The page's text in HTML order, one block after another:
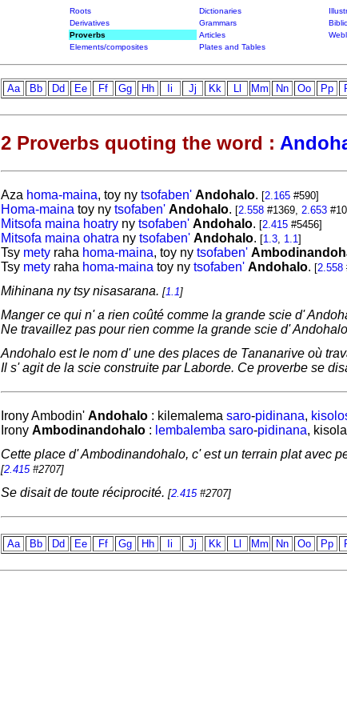
Roots Dictionaries
Derivatives Grammars
Proverbs Articles
Elements/composites Plates and Tables
Aa Bb Dd Ee Ff Gg Hh Ii Jj Kk Ll Mm Nn Oo Pp
2 Proverbs quoting the word :
Aza homa-maina, toy ny tsofaben' Andohalo. [2.165#590]
Homa-maina toy ny tsofaben' Andohalo. [2.558#1369, 2.653
Mitsofa maina hoatryny tsofaben' Andohalo. [2.415#5456]
Mitsofa maina ohatra ny tsofaben' Andohalo. [1.3, 1.1]
Tsy metyraha homa-maina, toy ny tsofaben'
Tsy metyraha homa-maina toy ny tsofaben' Andohalo. [2.558
Mihinana ny tsy nisasarana. [1.1]
Manger ce qui n' a rien coûté comme la grande scie d'
Ne travaillez pas pour rien comme la grande scie d'
Andohalo est le nom d' une des places de Tananarive où
Il s' agit de la scie construite par Laborde. Ce proverbe se
IronyAmbodin' Andohalo: kilemalema saro-pidinana,
Irony Ambodinandohalo: lembalemba saro-pidinana,
Cette place d' Ambodinandohalo, c' est un terrain plat avec
[2.415#2707]
Se disait de toute réciprocité. [2.415#2707]
Aa Bb Dd Ee Ff Gg Hh Ii Jj Kk Ll Mm Nn Oo Pp